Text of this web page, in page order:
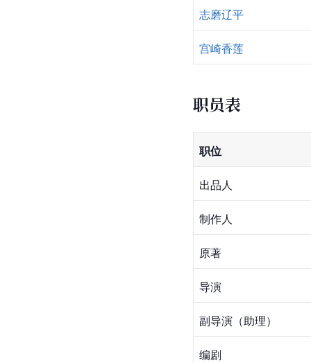
志磨辽平
宫崎香莲
职员表
职位
出品人
制作人
原著
导演
副导演（助理）
编剧